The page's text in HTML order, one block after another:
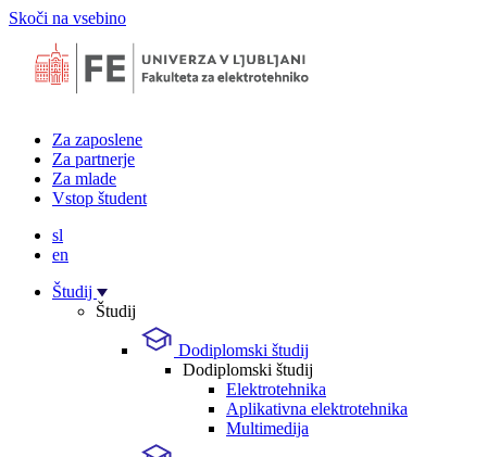
Skoči na vsebino
Za zaposlene
Za partnerje
Za mlade
Vstop študent
sl
en
Študij
Študij
Dodiplomski študij
Dodiplomski študij
Elektrotehnika
Aplikativna elektrotehnika
Multimedija